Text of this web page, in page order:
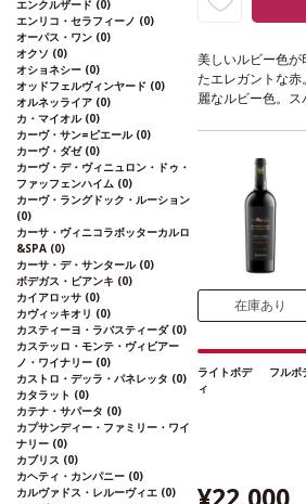
エンクルザード (0)
エンリコ・セラフィーノ (0)
オーパス・ワン (0)
オクソ (0)
オショネシー (0)
オッドフェルヴィンヤード (0)
オルネッライア (0)
カ・マイオル (0)
カーヴ・サン=ピエール (0)
カーヴ・ダゼ (0)
カーヴ・デ・ヴィニュロン・ドゥ・
ファッフェンハイム (0)
カーヴ・ラングドック・ルーション
(0)
カーサ・ヴィニコラボッターカルロ
&SPA (0)
カーサ・デ・サンタール (0)
ボデガス・ビアンキ (0)
カイアロッサ (0)
カヴィッキオリ (0)
カスティーヨ・ラバスティーダ (0)
カステッロ・モンテ・ヴィビアー
ノ・ワイナリー (0)
カストロ・デッラ・パネレッタ (0)
カタラット (0)
カテナ・サパータ (0)
カプサンディー・ファミリー・ワイ
ナリー (0)
カブリス (0)
カヘティ・カンパニー (0)
カルヴァドス・レルーヴィエ (0)
美しいルビー色
たエレガントな赤
麗なルビー色。
濃厚な味わいが
く、フレッシュ
ている。とても
葡萄品種サンジ
SQNPI
在庫あり
ライトボデ
ィ
フルボ